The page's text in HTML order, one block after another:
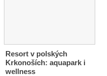
Resort v polských
Krkonoších: aquapark i
wellness